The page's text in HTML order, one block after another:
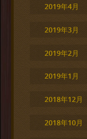
2019年4月
2019年3月
2019年2月
2019年1月
2018年12月
2018年10月